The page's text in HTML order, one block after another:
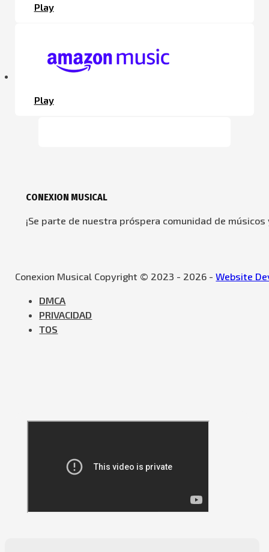
Play
Play
CONEXION MUSICAL
¡Se parte de nuestra próspera comunidad de
Conexion Musical Copyright © 2023 - 2026 -Website
DMCA
PRIVACIDAD
TOS